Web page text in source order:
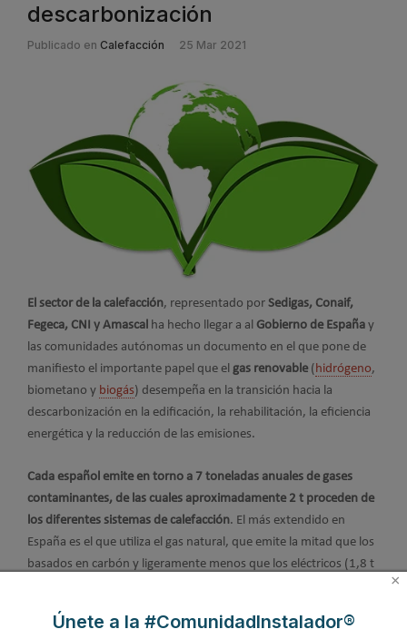
descarbonización
Publicado en Calefacción 25 Mar 2021
El sector de la calefacción, representado por Sedigas, Conaif,
Fegeca, CNI y Amascal ha hecho llegar a al Gobierno de España y
las comunidades autónomas un documento en el que pone de
manifiesto el importante papel que el gas renovable( hidrógeno,
biometano y biogás) desempeña en la transición hacia la
descarbonización en la edificación, la rehabilitación, la eficiencia
energética y la reducción de las emisiones.
Cada español emite en torno a 7 toneladas anuales de gases
contaminantes, de las cuales aproximadamente 2 t proceden de
los diferentes sistemas de calefacción. El más extendido en
España es el que utiliza el gas natural, que emite la mitad que los
basados en carbón y ligeramente menos que los eléctricos (1,8 t
Leer más ...
×
Únete a la #ComunidadInstalador®